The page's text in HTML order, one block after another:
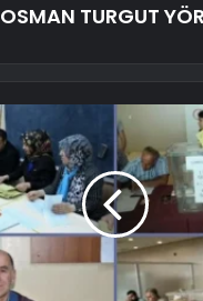
OSMAN TURGUT